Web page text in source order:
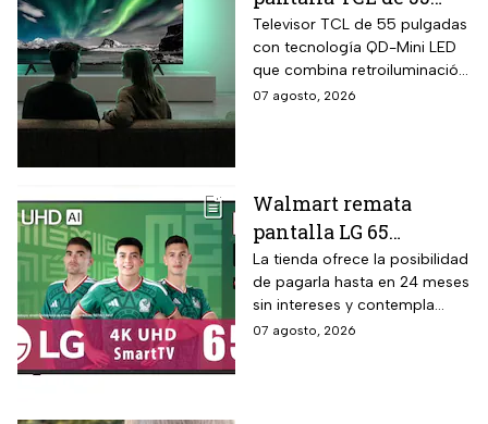
pulgadas 4K QD-Mini
Led con $6,600 de
descuento en línea y
hasta 24 meses sin
Televisor TCL de 55 pulgadas
con tecnología QD-Mini LED
que combina retroiluminación
Mini LED de casi precisión
plataforma Google TV.
07 agosto, 2026
Walmart remata
pantalla LG 65
pulgadas UHD 4K con
funciones de
inteligencia artificial
ThinQ
La tienda ofrece la posibilidad
de pagarla hasta en 24 meses
sin intereses y contempla
devoluciones hasta 30 días
07 agosto, 2026